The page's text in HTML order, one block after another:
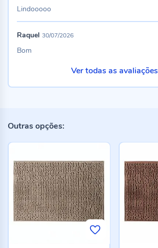
Lindooooo
Raquel 30/07/2026
Bom
Ver todas as avaliações
Outras opções: